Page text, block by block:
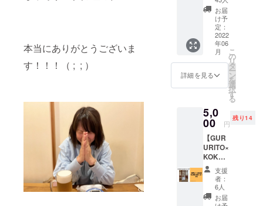
本当にありがとうございま
す！！！（ ; ; ）
尽くした
町での居場
所作りに邁
進中！
す】 お
店の裏
手には
千曲川
が流れ
ていま
す。 千
曲川に
向かっ
て、大
で！！
支援し
ていた
だいた
方のお
名前と
感謝の
気持ち
を叫び
ま
お届
け予
定：
2022
年06
月
詳細を見る
こ
の
リ
タ
ー
ン
を
選
択
す
る
5,0
00 円
残り14
【GUR
URITO×
KOKYU
コラ
ボ・世
界に１
つだけ
のマイ
支援
者：
6人
お届